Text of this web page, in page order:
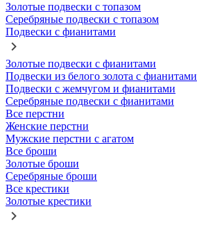
Золотые подвески с топазом
Серебряные подвески с топазом
Подвески с фианитами
Золотые подвески с фианитами
Подвески из белого золота с фианитами
Подвески с жемчугом и фианитами
Серебряные подвески с фианитами
Все перстни
Женские перстни
Мужские перстни с агатом
Все броши
Золотые броши
Серебряные броши
Все крестики
Золотые крестики